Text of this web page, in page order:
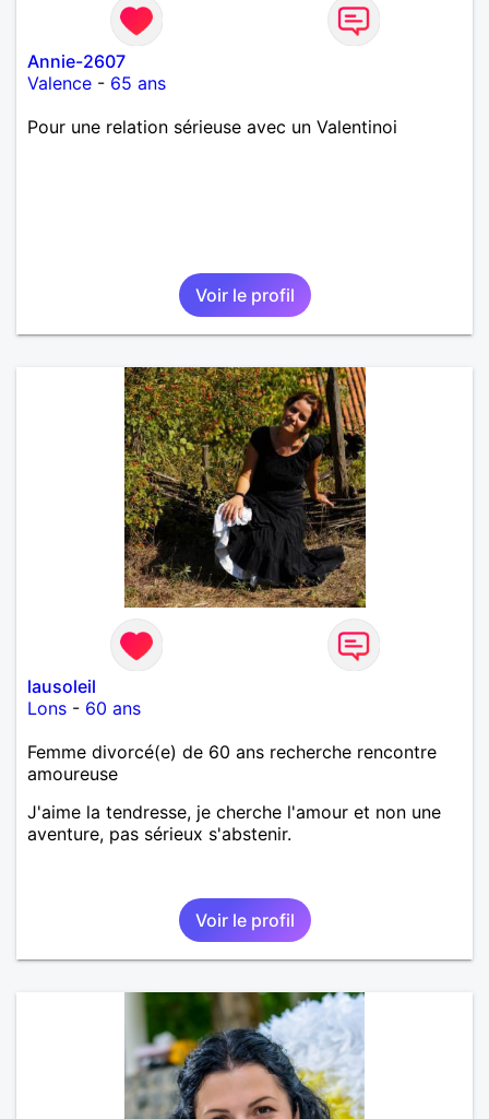
Annie-2607
Valence - 65 ans
Pour une relation sérieuse avec un Valentinoi
Voir le profil
lausoleil
Lons - 60 ans
Femme divorcé(e) de 60 ans recherche rencontre
amoureuse
J'aime la tendresse, je cherche l'amour et non une
aventure, pas sérieux s'abstenir.
Voir le profil